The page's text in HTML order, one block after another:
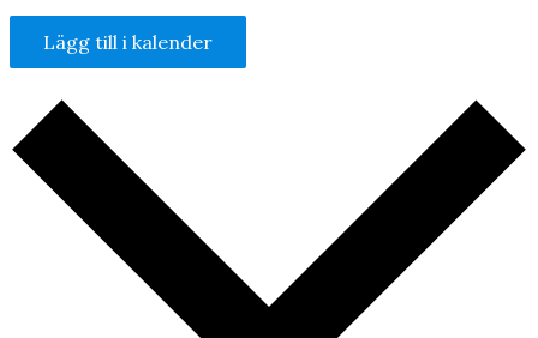
Lägg till i kalender